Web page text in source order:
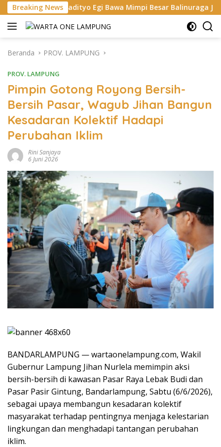
Langsung
ke
konten
Breaking News
Egi Bawa Mimpi Besar Balinuraga Jadi ‘Penglipuran’
Beranda PROV. LAMPUNG
PROV. LAMPUNG
Pimpin Gotong Royong Bersih-
Bersih Pasar, Wagub Jihan Bangun
Kesadaran Kolektif Hadapi
Perubahan Iklim
Rini Sanjaya
6 Juni 2026
BANDARLAMPUNG — wartaonelampung.com, Wakil
Gubernur Lampung Jihan Nurlela memimpin aksi
bersih-bersih di kawasan Pasar Raya Lebak Budi dan
Pasar Pasir Gintung, Bandarlampung, Sabtu (6/6/2026),
sebagai upaya membangun kesadaran kolektif
masyarakat terhadap pentingnya menjaga kelestarian
lingkungan dan menghadapi tantangan perubahan
iklim.